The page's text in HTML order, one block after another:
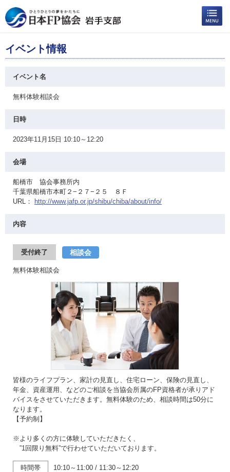
イベント情報
イベント名
無料体験相談会
日時
2023年11月15日 10:10～12:20
会場
船橋市 協会事務所内
千葉県船橋市本町２−２７−２５ ８Ｆ
URL：
http://www.jafp.or.jp/shibu/chiba/about/info/
内容
受付終了 相談会
無料体験相談会
皆様のライフプラン、家計の見直し、住宅ローン、保険の見直し、
年金、資産運用、などのご相談を当協会所属のFP資格者が承りアド
バイスをさせていただきます。無料体験のため、相談時間は50分に
なります。
【予約制】
※より多くの方に体験していただきたく、
”1回限り無料”で行わせていただいております。
時間帯 10:10～11:00 / 11:30～12:20